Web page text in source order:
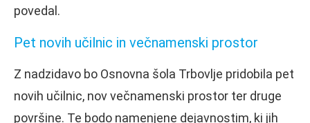
povedal.
Pet novih učilnic in večnamenski prostor
Z nadzidavo bo Osnovna šola Trbovlje pridobila pet
novih učilnic, nov večnamenski prostor ter druge
površine. Te bodo namenjene dejavnostim, ki jih